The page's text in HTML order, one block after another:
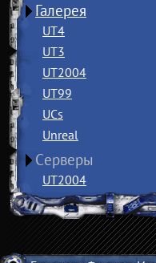
Галерея
UT4
UT3
UT2004
UT99
UCs
Unreal
Серверы
UT2004